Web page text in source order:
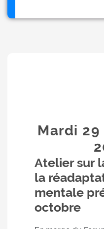
Mardi 29
Atelier sur
la
mentale
octobre